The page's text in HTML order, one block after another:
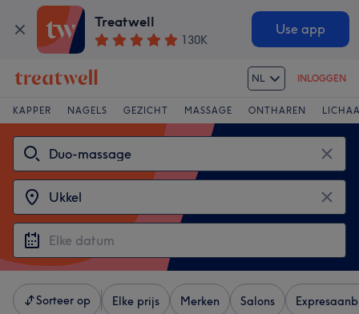
Treatwell
130K
Use app
NL INLOGGEN
KAPPER NAGELS GEZICHT MASSAGE ONTHAREN
Sorteer op Elke prijs Merken Salons